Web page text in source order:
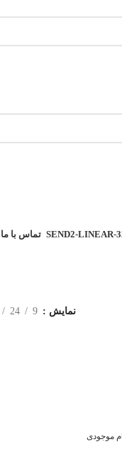
تماس با ما
نمایش 9
24
موجودی